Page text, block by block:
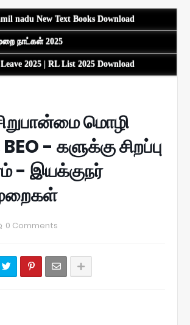
nadu New Text Books Download
நாட்கள் 2025
2025 | RL List 2025 Download
மொழி
- களுக்கு சிறப்பு
- இயக்குநர்
0 Comments